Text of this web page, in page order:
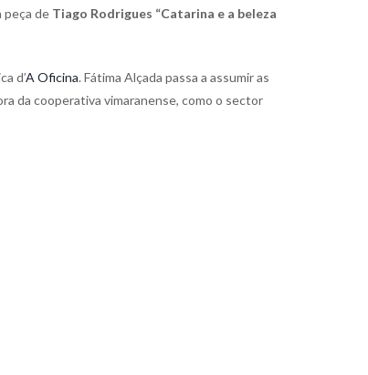
peça de Tiago Rodrigues “Catarina e a beleza
d’A Oficina. Fátima Alçada passa a assumir as
da cooperativa vimaranense, como o sector